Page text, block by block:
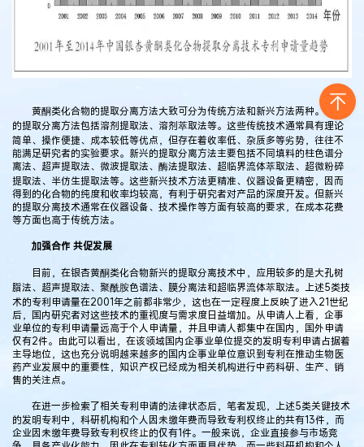
黄酮类化合物的提取分离方法大致可分为传统方法和新兴方法两种。传统
的提取分离方法包括溶剂提取法、溶剂萃取法等。这些传统技术通常具有理论
简单、操作便捷、成本较低等优点，但存在着收率低、杂质多等劣势，往往不
能满足研究者的实验要求。新兴的提取分离方法主要包括不同填料的柱色谱分
离法、超声提取法、微波提取法、酶法提取法、超临界流体萃取法、超微粉碎
提取法、半仿生提取法等。这些新兴技术方法更精准、仪器设备更精密，因而
得到的化合物的纯度和收率均较高，有利于研究者对产品的深度开发。但新兴
的提取分离技术通常在仪器设备、技术操作等方面有较高的要求，在成本花费
等方面也高于传统方法。
加强合作 共促发展
目前，在银杏黄酮类化合物新兴的提取分离技术中，应用较多的是大孔树
脂法、超声提取法、聚酰胺色谱法、膜分离法和超临界流体萃取法。上述5类技
术的专利申请量在2001年之前都非常少，这也在一定程度上反映了进入21世纪
后，国内研究者对这些技术的重视度与需求度日益增加。从申请人上看，企事
业单位的专利申请量远高于个人申请量，并且申请人都集中在国内，国外申请
仅有2件。由此可以看出，在该领域国内企事业单位提交的发明专利申请占据着
主导地位，这也充分说明越来越多的国内企事业单位意识到专利在推动生物医
药产业发展中的重要性，知识产权已经成为相关机构进行中药科研、生产、销
售的关注点。
在进一步检索了相关专利申请的法律状态后，笔者发现，上述5类关键技术
的发明专利中，科研机构和个人因未缴年费而导致专利权终止的共有13件，而
企业因未缴年费导致专利权终止的仅有1件。一般来说，企业直接参与市场竞